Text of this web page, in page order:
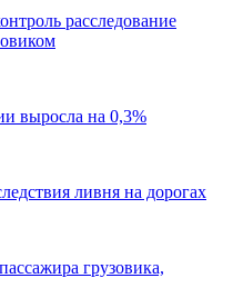
расследование
выросла на 0,3%
ливня на дорогах
грузовика,